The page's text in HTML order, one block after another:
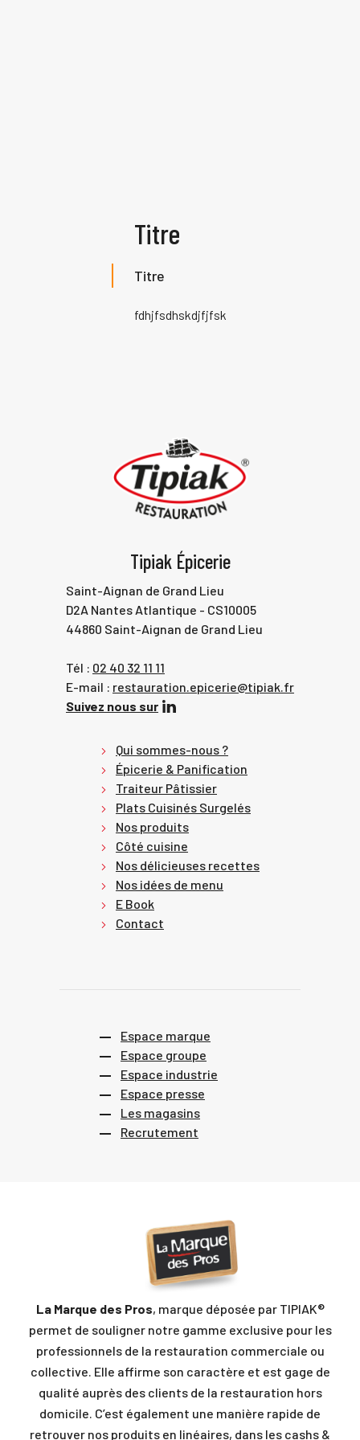
Titre
Titre
fdhjfsdhskdjfjfsk
Tipiak Épicerie
Saint-Aignan de Grand Lieu
D2A Nantes Atlantique - CS10005
44860 Saint-Aignan de Grand Lieu
Tél : 02 40 32 11 11
E-mail : restauration.epicerie@tipiak.fr
Suivez nous sur
Qui sommes-nous ?
Épicerie & Panification
Traiteur Pâtissier
Plats Cuisinés Surgelés
Nos produits
Côté cuisine
Nos délicieuses recettes
Nos idées de menu
E Book
Contact
Espace marque
Espace groupe
Espace industrie
Espace presse
Les magasins
Recrutement
La Marque des Pros, marque déposée par TIPIAK®
permet de souligner notre gamme exclusive pour les
professionnels de la restauration commerciale ou
collective. Elle affirme son caractère et est gage de
qualité auprès des clients de la restauration hors
domicile. C’est également une manière rapide de
retrouver nos produits en linéaires, dans les cashs &